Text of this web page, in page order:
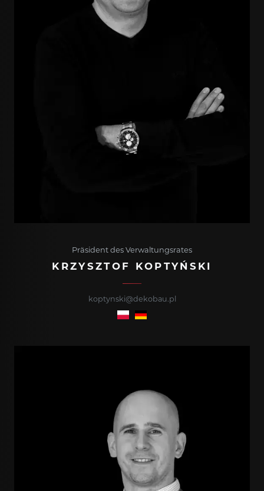
Präsident des Verwaltungsrates
KRZYSZTOF KOPTYŃSKI
koptynski@dekobau.pl